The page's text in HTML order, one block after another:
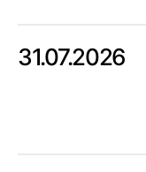
31.07.2026